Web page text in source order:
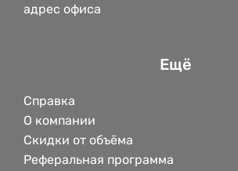
адрес офиса
Ещё
Справка
О компании
Скидки от объёма
Реферальная программа